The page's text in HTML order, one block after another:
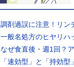
調剤過誤に注意！リン
一般名処方のヒヤリハ
なぜ食直後・週1回？
「速効型」と「持効